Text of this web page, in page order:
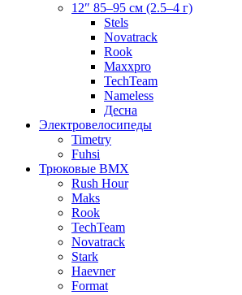
12″ 85–95 см (2.5–4 г)
Stels
Novatrack
Rook
Maxxpro
TechTeam
Nameless
Десна
Электровелосипеды
Timetry
Fuhsi
Трюковые BMX
Rush Hour
Maks
Rook
TechTeam
Novatrack
Stark
Haevner
Format